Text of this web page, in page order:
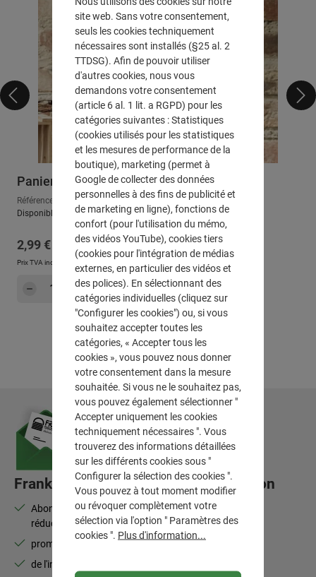
Panier à anses "petit coeur", PM
Référence : 500035
Disponible, délai de livraison : env. 2-3 jours ouvrables
Prix régulier :
2,99 €
Prix TVA incluse, en sus
Quantité de produit : Entrez la quantité
Dans le panier
Frank Flechtwaren-Lettre d'information
Abonnez-vous à la newsletter et bénéficiez de 10 % de
réduction
promotions, nouveautés, best-sellers
de l'inspiration pour votre intérieur
site web. Sans votre consentement,
seuls les cookies techniquement
nécessaires sont installés (§25 al. 2
TTDSG). Afin de pouvoir utiliser
d'autres cookies, nous vous
demandons votre consentement
(article 6 al. 1 lit. a RGPD) pour les
catégories suivantes : Statistiques
(cookies utilisés pour les statistiques
et les mesures de performance de la
boutique), marketing (permet à
Google de collecter des données
personnelles à des fins de publicité et
de marketing en ligne), fonctions de
confort (pour l'utilisation du mémo,
des vidéos YouTube), cookies tiers
(cookies pour l'intégration de médias
externes, en particulier des vidéos et
des polices). En sélectionnant des
catégories individuelles (cliquez sur
"Configurer les cookies") ou, si vous
souhaitez accepter toutes les
catégories, « Accepter tous les
cookies », vous pouvez nous donner
votre consentement dans la mesure
souhaitée. Si vous ne le souhaitez pas,
vous pouvez également sélectionner "
Accepter uniquement les cookies
techniquement nécessaires ". Vous
trouverez des informations détaillées
sur les différents cookies sous "
Configurer la sélection des cookies ".
Vous pouvez à tout moment modifier
ou révoquer complètement votre
sélection via l'option " Paramètres des
cookies ". Plus d'information...